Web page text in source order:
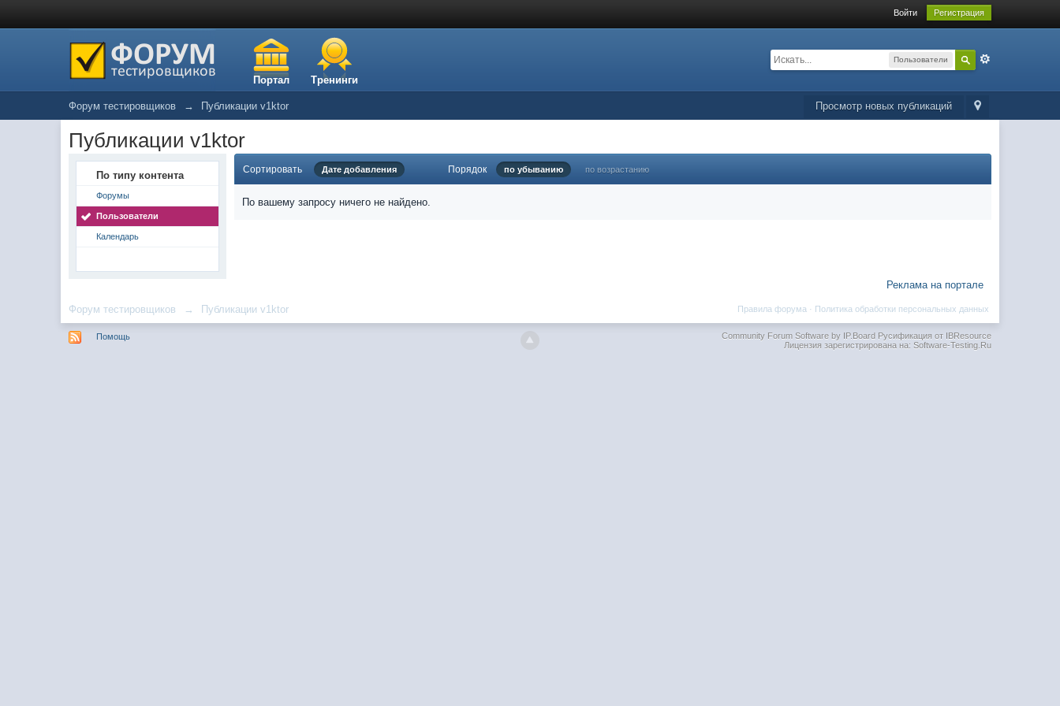
Войти Регистрация
Портал Тренинги
Пользователи
Просмотр новых публикаций
Форум тестировщиков → Публикации v1ktor
Публикации v1ktor
По типу контента
Форумы
Пользователи
Календарь
Сортировать Дате добавления Порядок по убыванию по возрастанию
По вашему запросу ничего не найдено.
Реклама на портале
Форум тестировщиков → Публикации v1ktor Политика обработки персональных данных
Правила форума ·
Помощь Community Forum Software by IP.BoardРусификация от IBResource
Лицензия зарегистрирована на: Software-Testing.Ru